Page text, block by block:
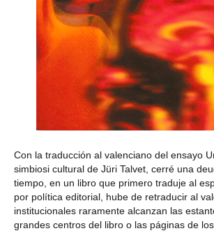
Con la traducción al valenciano del ensayo
simbiosi cultural de Jüri Talvet, cerré una
tiempo, en un libro que primero traduje al
por política editorial, hube de retraducir al
institucionales raramente alcanzan las
grandes centros del libro o las páginas de